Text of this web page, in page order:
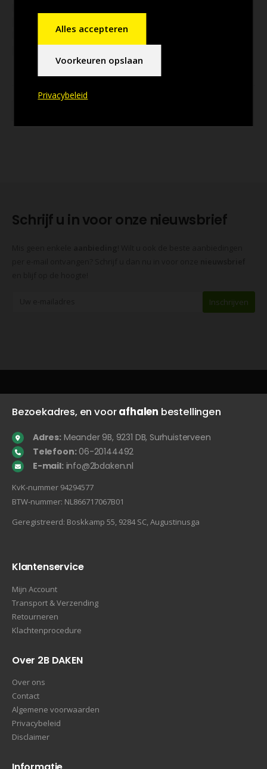
Schrijf u in voor onze nieuwsbrief
Bezoekadres, en voorafhalen bestellingen
Adres:Meander 9B, 9231 DB, Surhuisterveen
Telefoon:06-20144492
E-mail:info@2bdaken.nl
KvK‐nummer 94294577
BTW‐nummer: NL866717067B01
Geregistreerd: Boskkamp 55, 9284 SC, Augustinusga
Klantenservice
Mijn Account
Transport & Verzending
Retourneren
Klachtenprocedure
Over 2B DAKEN
Over ons
Contact
Algemene voorwaarden
Privacybeleid
Disclaimer
Alles accepteren
Voorkeuren opslaan
Privacybeleid